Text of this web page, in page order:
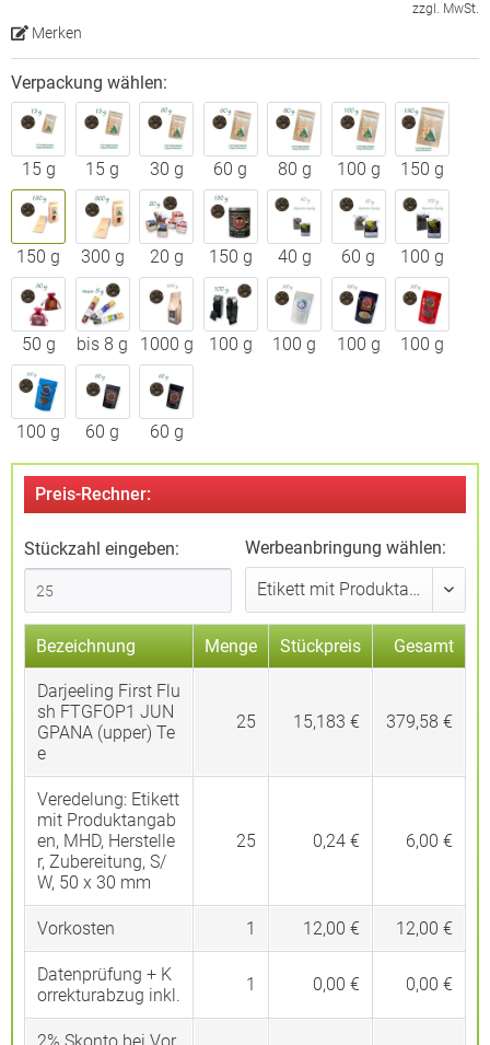
zzgl. MwSt.
Merken
Verpackung wählen:
15 g 15 g 30 g 60 g 80 g 100 g 150 g
150 g 300 g 20 g 150 g 40 g 60 g 100 g
50 g bis 8 g 1000 g 100 g 100 g 100 g 100 g
100 g 60 g 60 g
Preis-Rechner:
Stückzahl eingeben: Werbeanbringung wählen:
Bezeichnung Menge Stückpreis Gesamt
Darjeeling First Flu
sh FTGFOP1 JUN
GPANA (upper) Te
e
25 15,183 € 379,58 €
Veredelung: Etikett
mit Produktangab
en, MHD, Herstelle
r, Zubereitung, S/
W, 50 x 30 mm
25 0,24 € 6,00 €
Vorkosten 1 12,00 € 12,00 €
Datenprüfung + K
orrekturabzug inkl.
1 0,00 € 0,00 €